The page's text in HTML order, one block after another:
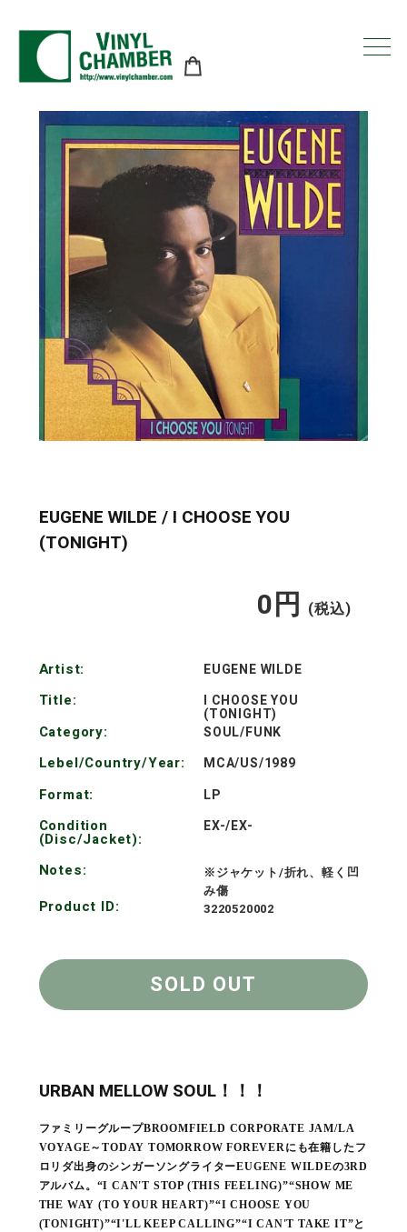
EUGENE WILDE / I CHOOSE YOU
(TONIGHT)
0円 (税込)
Artist: EUGENE WILDE
Title: I CHOOSE YOU
(TONIGHT)
Category: SOUL/FUNK
Lebel/Country/Year: MCA/US/1989
Format: LP
Condition
(Disc/Jacket):
EX-/EX-
Notes:
※ジャケット/折れ、軽く凹
み傷
Product ID: 3220520002
SOLD OUT
URBAN MELLOW SOUL！！！
ファミリーグループBROOMFIELD CORPORATE JAM/LA
VOYAGE～TODAY TOMORROW FOREVERにも在籍したフ
ロリダ出身のシンガーソングライターEUGENE WILDEの3RD
アルバム。“I CAN'T STOP (THIS FEELING)”“SHOW ME
THE WAY (TO YOUR HEART)”“I CHOOSE YOU
(TONIGHT)”“I'LL KEEP CALLING”“I CAN'T TAKE IT”と